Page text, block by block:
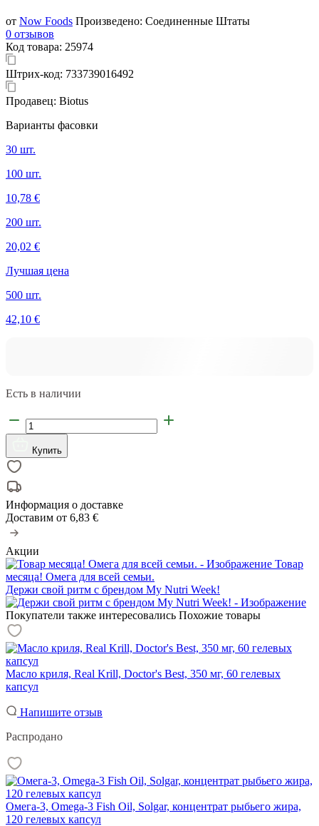
от Now Foods Произведено: Соединенные Штаты
0 отзывов
Код товара: 25974
Штрих-код: 733739016492
Продавец: Biotus
Варианты фасовки
30 шт.
100 шт.
10,78 €
200 шт.
20,02 €
Лучшая цена
500 шт.
42,10 €
Есть в наличии
Купить
Информация о доставке
Доставим от 6,83 €
Акции
Товар
месяца! Омега для всей семьи.
Держи свой ритм с брендом My Nutri Week!
Покупатели также интересовались Похожие товары
Масло криля, Real Krill, Doctor's Best, 350 мг, 60 гелевых
капсул
Напишите отзыв
Распродано
Омега-3, Omega-3 Fish Oil, Solgar, концентрат рыбьего жира,
120 гелевых капсул